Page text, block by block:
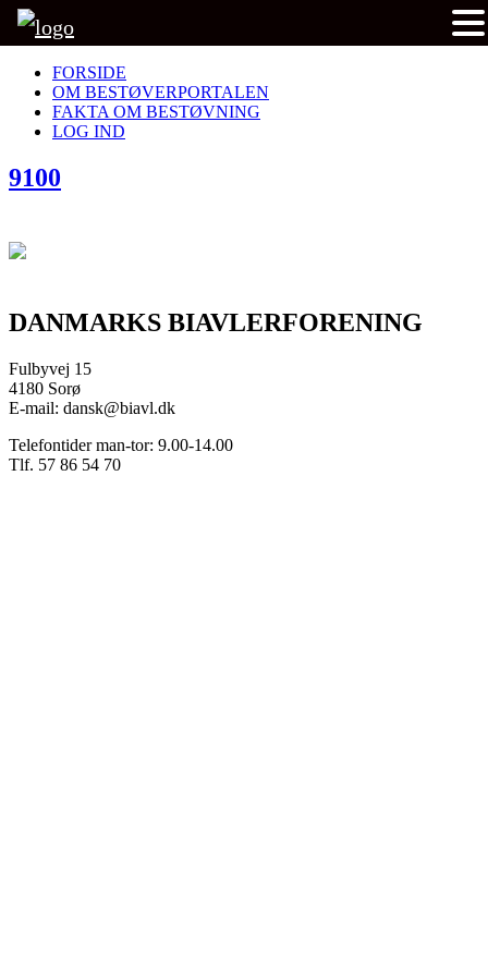
FORSIDE
OM BESTØVERPORTALEN
FAKTA OM BESTØVNING
LOG IND
9100
DANMARKS BIAVLERFORENING
Fulbyvej 15
4180 Sorø
E-mail: dansk@biavl.dk
Telefontider man-tor: 9.00-14.00
Tlf. 57 86 54 70